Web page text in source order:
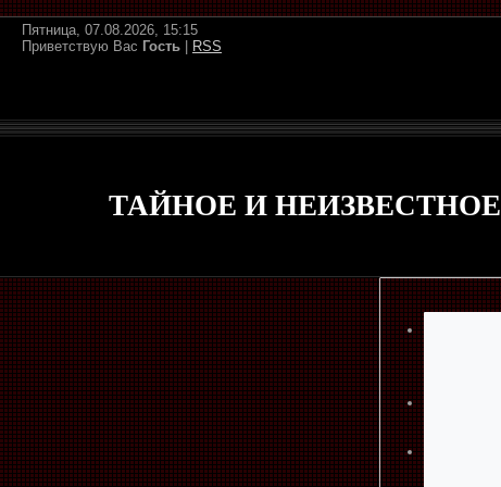
Пятница, 07.08.2026, 15:15
Приветствую Вас Гость RSS
ТАЙНОЕ И НЕИЗВЕСТНОЕ